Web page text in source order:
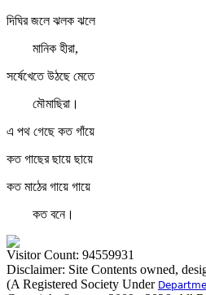
দিঘির জলে ঝলক ঝলে
মানিক হীরা,
সর্ষেখেতে উঠছে মেতে
মৌমাছিরা।
এ পথ গেছে কত গাঁয়ে
কত গাছের ছায়ে ছায়ে
কত মাঠের গায়ে গায়ে
কত বনে।
Visitor Count: 94559931
Disclaimer: Site Contents owned,
(A Registered Society Under